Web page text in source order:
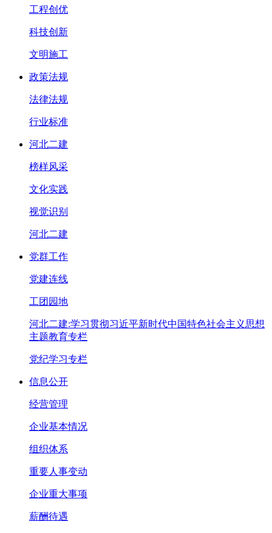
工程创优
科技创新
文明施工
政策法规
法律法规
行业标准
河北二建
榜样风采
文化实践
视觉识别
河北二建
党群工作
党建连线
工团园地
河北二建:学习贯彻习近平新时代中国特色社会主义思想
主题教育专栏
党纪学习专栏
信息公开
经营管理
企业基本情况
组织体系
重要人事变动
企业重大事项
薪酬待遇